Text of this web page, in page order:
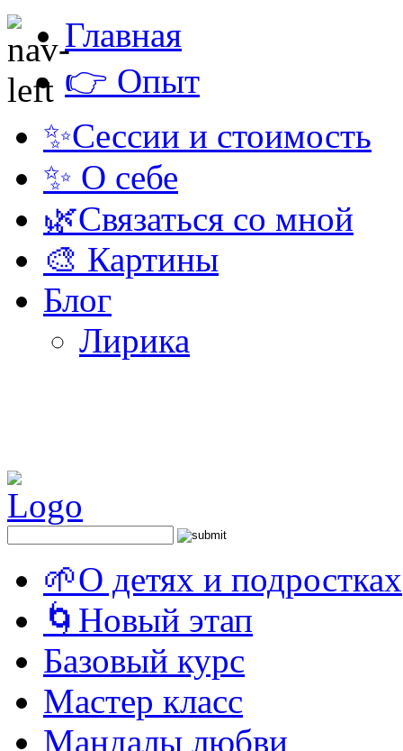
Главная
👉 Опыт
✨Сессии и стоимость
✨ О себе
🌿Связаться со мной
🎨 Картины
Блог
Лирика
🌱О детях и подростках
🌀Новый этап
Базовый курс
Мастер класс
Мандалы любви